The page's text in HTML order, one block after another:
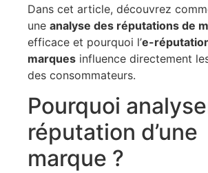
Dans cet article, découvrez
une analyse des réputations de
efficace et pourquoi l’e-
marques influence directement
des consommateurs.
Pourquoi
réputation d’une
marque ?